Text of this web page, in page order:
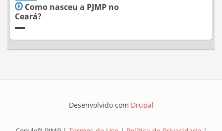
Como nasceu a PJMP no
Ceará?
Desenvolvido com Drupal